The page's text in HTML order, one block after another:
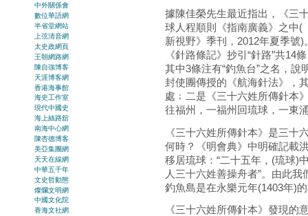
據陳佳榮先生最近指出，《三
球人程順則《指南廣義》之中(
新視野》季刊，2012年夏季號
《針路條記》抄引“針路”共14
其中3條注有“釣魚台”之名，
封使團傳授的《航海針法》，
處﹔二是《三十六姓所傳針本
往福州，一福州回琉球，一東
《三十六姓所傳針本》是三十
何時？《明會典》中明確記載
移居琉球：“二十五年，(琉球)
人三十六姓善操舟者”。由此
釣魚島是在永樂元年(1403年)
《三十六姓所傳針本》發現的
中外關係會
數位華語網
半省堂網站
上弦清音網
太史政網頁
王朝網路網
陳自強博客
天涯博客網
香港海事館
海史工作室
現代中國史
海上絲路舘
南海中心網
陳杏德博客
美亞集團網
天天在線網
中華五千年
文史哲動態
燦爛文明網
中國文化院
香海文社網